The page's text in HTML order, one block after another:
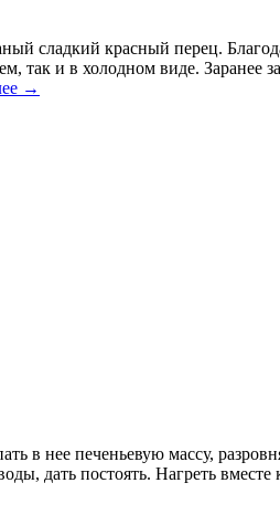
сладкий красный перец.
так и в холодном виде. Заранее
→
в нее печеньевую массу,
дать постоять. Нагреть